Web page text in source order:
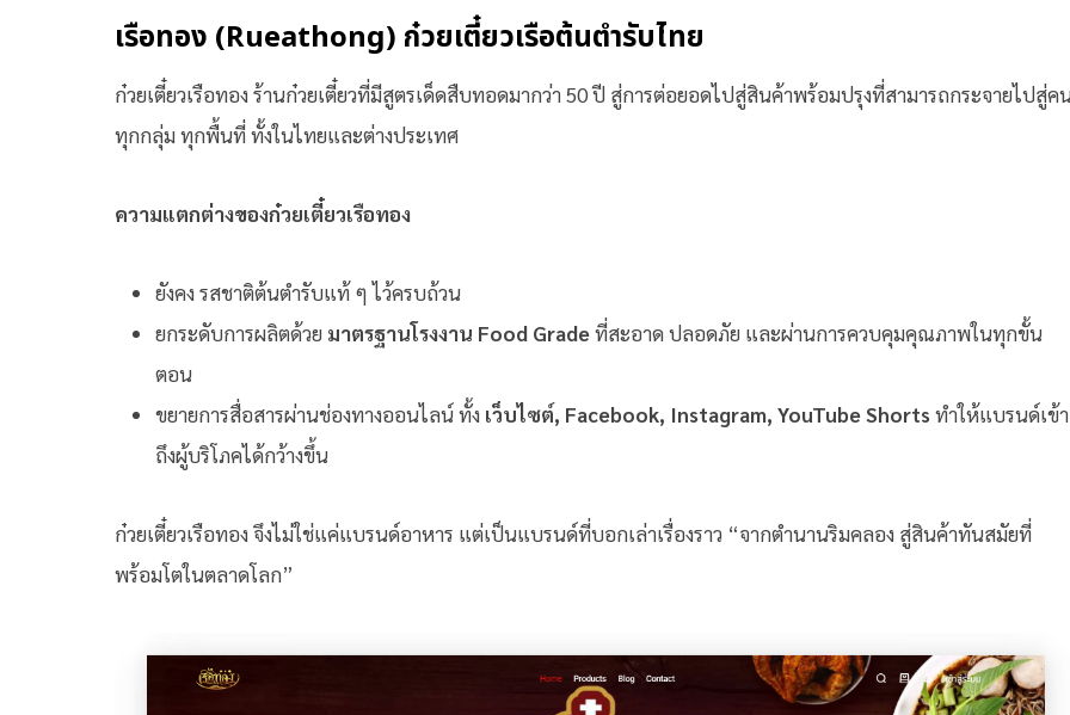
เรือทอง (Rueathong) ก๋วยเตี๋ยวเรือต้นตำรับไทย
ก๋วยเตี๋ยวเรือทอง ร้านก๋วยเตี๋ยวที่มีสูตรเด็ดสืบทอดมากว่า 50 ปี สู่การต่อยอดไปสู่สินค้าพร้อมปรุงที่สามารถกระจายไปสู่ค
ทุกกลุ่ม ทุกพื้นที่ ทั้งในไทยและต่างประเทศ
ความแตกต่างของก๋วยเตี๋ยวเรือทอง
ยังคง รสชาติต้นตำรับแท้ ๆ ไว้ครบถ้วน
ยกระดับการผลิตด้วย มาตรฐานโรงงาน Food Gradeที่สะอาด ปลอดภัย และผ่านการควบคุมคุณภาพในทุกขั้น
ตอน
ขยายการสื่อสารผ่านช่องทางออนไลน์ ทั้ง เว็บไซต์, Facebook, Instagram, YouTube Shorts ทำให้แบรนด์เข้า
ถึงผู้บริโภคได้กว้างขึ้น
ก๋วยเตี๋ยวเรือทอง จึงไม่ใช่แค่แบรนด์อาหาร แต่เป็นแบรนด์ที่บอกเล่าเรื่องราว “จากตำนานริมคลอง สู่สินค้าทันสมัยที่
พร้อมโตในตลาดโลก”